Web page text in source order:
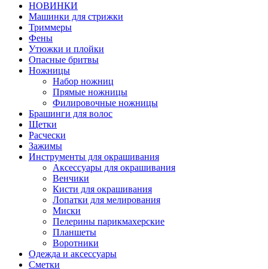
НОВИНКИ
Машинки для стрижки
Триммеры
Фены
Утюжки и плойки
Опасные бритвы
Ножницы
Набор ножниц
Прямые ножницы
Филировочные ножницы
Брашинги для волос
Щетки
Расчески
Зажимы
Инструменты для окрашивания
Аксессуары для окрашивания
Венчики
Кисти для окрашивания
Лопатки для мелирования
Миски
Пелерины парикмахерские
Планшеты
Воротники
Одежда и аксессуары
Сметки